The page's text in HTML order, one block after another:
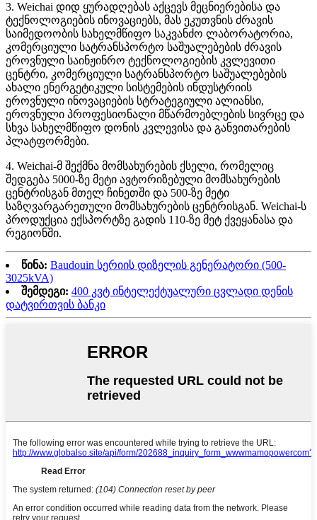
3. Weichai დიდ ყურადღებას აქცევს მეცნიერებისა და
ტექნოლოგიების ინოვაციებს, მას ეკუთვნის ძრავის
საიმედოობის სახელმწიფო საკვანძო ლაბორატორია,
კომერციული სატრანსპორტო საშუალებების ძრავის
ეროვნული საინჟინრო ტექნოლოგიების კვლევითი
ცენტრი, კომერციული სატრანსპორტო საშუალებების
ახალი ენერგეტიკული სისტემების ინდუსტრიის
ეროვნული ინოვაციების სტრატეგიული ალიანსი,
ეროვნული პროფესიონალი მწარმოებლების სივრცე და
სხვა სახელმწიფო დონის კვლევისა და განვითარების
პლატფორმები.
4. Weichai-მ შექმნა მომსახურების ქსელი, რომელიც
შედგება 5000-ზე მეტი ავტორიზებული მომსახურების
ცენტრისგან მთელ ჩინეთში და 500-ზე მეტი
საზღვარგარეთული მომსახურების ცენტრისგან. Weichai-ს
პროდუქცია ექსპორტზე გადის 110-ზე მეტ ქვეყანასა და
რეგიონში.
წინა: Baudouin სერიის დიზელის გენერატორი (500-
3025kVA)
შემდეგი: 400 კვტ ინტელექტუალური ცვლადი დენის
დატვირთვის ბანკი